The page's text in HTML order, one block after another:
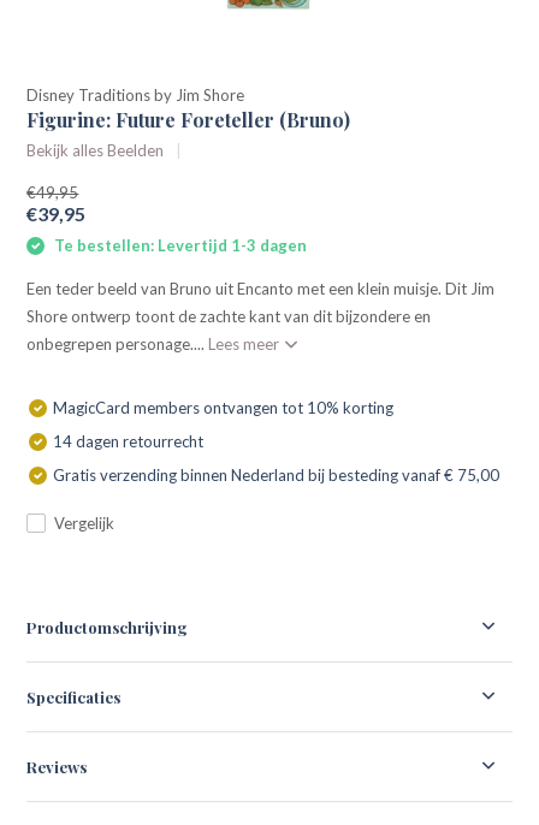
Disney Traditions by Jim Shore
Figurine: Future Foreteller (Bruno)
Bekijk alles Beelden
€49,95
€39,95
Te bestellen: Levertijd 1-3 dagen
Een teder beeld van Bruno uit Encanto met een klein muisje. Dit Jim
Shore ontwerp toont de zachte kant van dit bijzondere en
onbegrepen personage.... Lees meer
MagicCard members ontvangen tot 10% korting
14 dagen retourrecht
Gratis verzending binnen Nederland bij besteding vanaf € 75,00
Vergelijk
Productomschrijving
Specificaties
Reviews